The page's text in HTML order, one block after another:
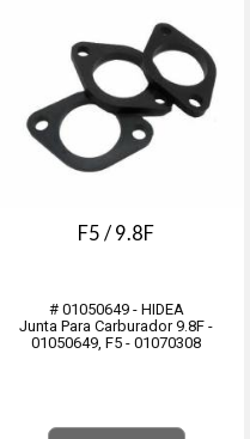
F5 / 9.8F
# 01050649 - HIDEA
Junta Para Carburador 9.8F -
01050649, F5 - 01070308